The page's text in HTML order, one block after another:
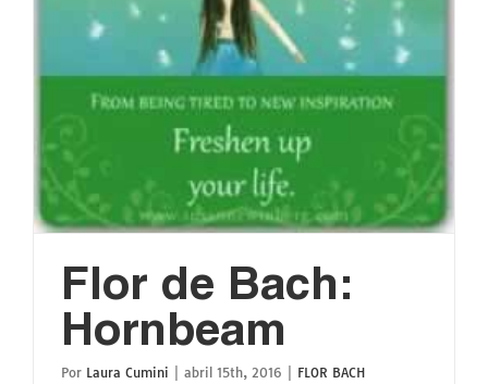
Flor de Bach:
Hornbeam
Por Laura Cumini abril 15th, 2016 FLOR BACH